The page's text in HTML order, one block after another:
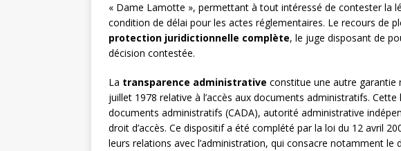
« Dame Lamotte », permettant à tout intéressé de contester la
condition de délai pour les actes réglementaires. Le recours de
protection juridictionnelle complète, le juge disposant de
décision contestée.
La transparence administrative constitue une autre garantie
juillet 1978 relative à l’accès aux documents administratifs.
documents administratifs (CADA), autorité administrative
droit d’accès. Ce dispositif a été complété par la loi du 12 avril
leurs relations avec l’administration, qui consacre notamment le